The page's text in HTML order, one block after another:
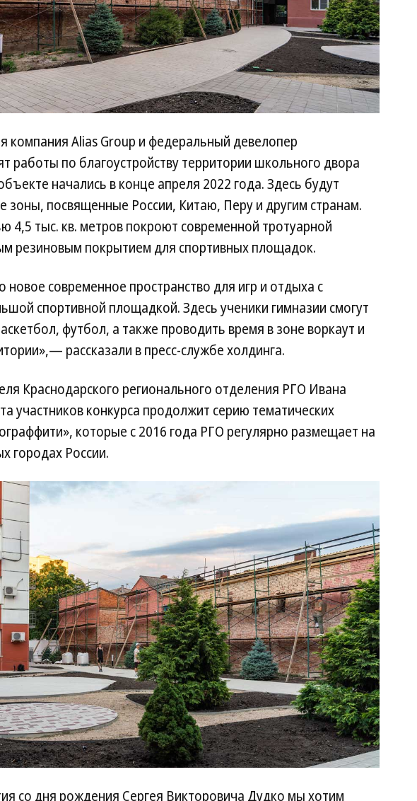
компания Alias Group и федеральный девелопер
работы по благоустройству территории школьного двора
начались в конце апреля 2022 года. Здесь будут
зоны, посвященные России, Китаю, Перу и другим странам.
4,5 тыс. кв. метров покроют современной тротуарной
резиновым покрытием для спортивных площадок.
новое современное пространство для игр и отдыха с
спортивной площадкой. Здесь ученики гимназии смогут
футбол, а также проводить время в зоне воркаут и
рассказали в пресс-службе холдинга.
Краснодарского регионального отделения РГО Ивана
участников конкурса продолжит серию тематических
которые с 2016 года РГО регулярно размещает на
городах России.
со дня рождения Сергея Викторовича Дудко мы хотим